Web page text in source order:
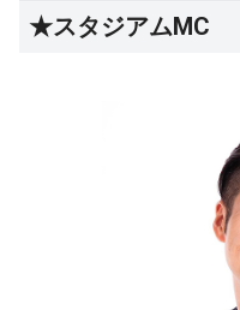
★スタジアムMC